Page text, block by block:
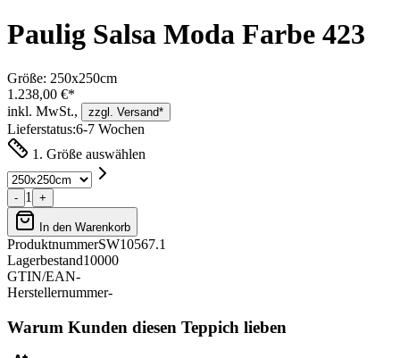
Paulig Salsa Moda Farbe 423
Größe: 250x250cm
1.238,00 €*
inkl. MwSt.,
zzgl. Versand*
Lieferstatus:6-7 Wochen
1. Größe auswählen
- 1 +
In den Warenkorb
ProduktnummerSW10567.1
Lagerbestand10000
GTIN/EAN-
Herstellernummer-
Warum Kunden diesen Teppich lieben